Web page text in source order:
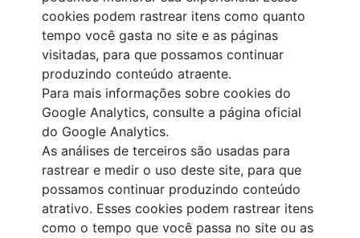
cookies podem rastrear itens como quanto
tempo você gasta no site e as páginas
visitadas, para que possamos continuar
produzindo conteúdo atraente.
Para mais informações sobre cookies do
Google Analytics, consulte a página oficial
do Google Analytics.
As análises de terceiros são usadas para
rastrear e medir o uso deste site, para que
possamos continuar produzindo conteúdo
atrativo. Esses cookies podem rastrear itens
como o tempo que você passa no site ou as